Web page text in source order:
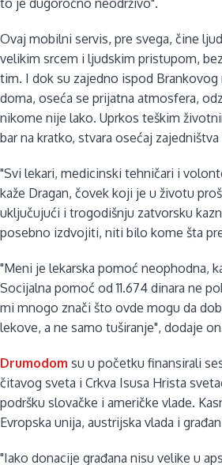
Ovaj mobilni servis, pre svega, čine
velikim srcem i ljudskim pristupom,
tim. I dok su zajedno ispod
doma, oseća se prijatna atmosfera,
nikome nije lako. Uprkos teškim
bar na kratko, stvara osećaj
"Svi lekari, medicinski tehničari i
kaže Dragan, čovek koji je u životu
uključujući i trogodišnju zatvorsku
posebno izdvojiti, niti bilo kome šta
"Meni je lekarska pomoć neophodna,
Socijalna pomoć od 11.674 dinara ne
mi mnogo znači što ovde mogu da
lekove, a ne samo tuširanje", dodaje
Drumodom su u početku finansirali
čitavog sveta i Crkva Isusa Hrista
podršku slovačke i američke vlade.
Evropska unija, austrijska vlada i
"Iako donacije građana nisu velike u